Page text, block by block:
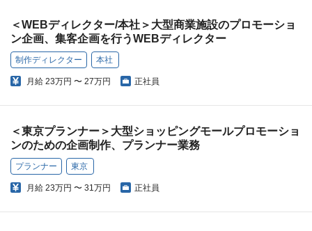
＜WEBディレクター/本社＞大型商業施設のプロモーショ
ン企画、集客企画を行うWEBディレクター
制作ディレクター 本社
月給 23万円 〜 27万円 正社員
＜東京プランナー＞大型ショッピングモールプロモーショ
ンのための企画制作、プランナー業務
プランナー 東京
月給 23万円 〜 31万円 正社員